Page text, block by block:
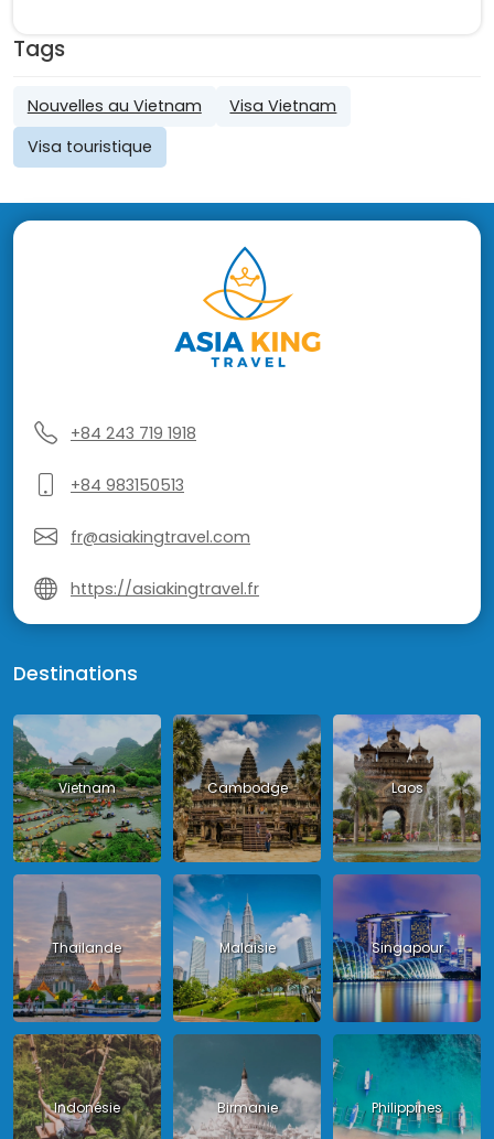
Tags
Nouvelles au Vietnam
Visa Vietnam
Visa touristique
+84 243 719 1918
+84 983150513
fr@asiakingtravel.com
https://asiakingtravel.fr
Destinations
Vietnam Cambodge Laos
Thailande Malaisie Singapour
Indonésie Birmanie Philippines